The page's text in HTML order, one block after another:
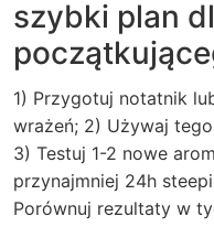
szybki plan
1) Przygotuj notatnik
wrażeń; 2) Używaj
3) Testuj 1-2 nowe
przynajmniej 24h
Porównuj rezultaty w